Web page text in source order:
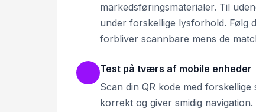
markedsføringsmaterialer. Til
under forskellige lysforhold. Følg
forbliver scannbare mens de
Test på tværs af mobile enheder
Scan din QR kode med
korrekt og giver smidig